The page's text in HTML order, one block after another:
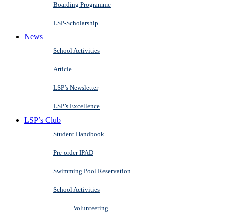
Boarding Programme
LSP-Scholarship
News
School Activities
Article
LSP’s Newsletter
LSP’s Excellence
LSP’s Club
Student Handbook
Pre-order IPAD
Swimming Pool Reservation
School Activities
Volunteering